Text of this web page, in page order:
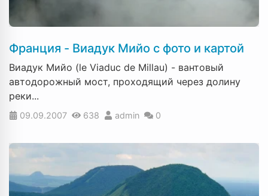
Франция - Виадук Мийо с фото и картой
Виадук Мийо (le Viaduc de Millau) - вантовый
автодорожный мост, проходящий через долину
реки...
09.09.2007 638 admin 0